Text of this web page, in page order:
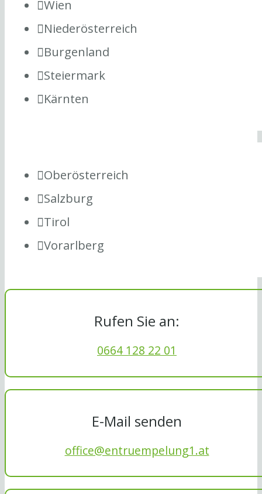
Wien
Niederösterreich
Burgenland
Steiermark
Kärnten
Oberösterreich
Salzburg
Tirol
Vorarlberg
Rufen Sie an:
0664 128 22 01
E-Mail senden
office@entruempelung1.at